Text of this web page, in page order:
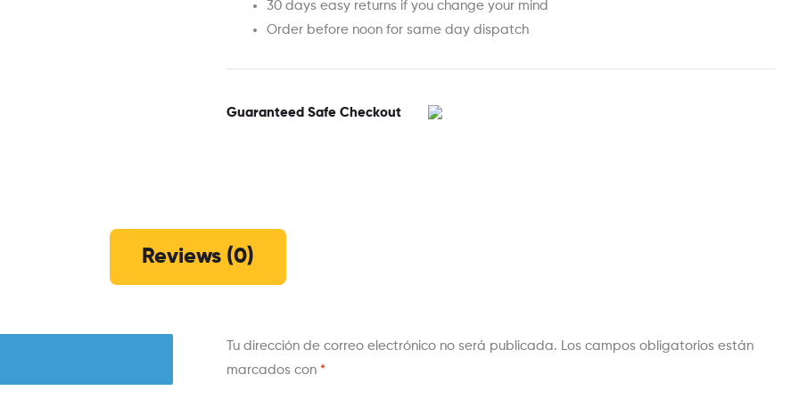
30 days easy returns if you change your mind
Order before noon for same day dispatch
Guaranteed Safe Checkout
Reviews (0)
Tu dirección de correo electrónico no será publicada.
Los campos obligatorios están
marcados con *